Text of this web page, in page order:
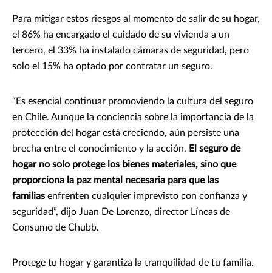
Para mitigar estos riesgos al momento de salir de su hogar,
el 86% ha encargado el cuidado de su vivienda a un
tercero, el 33% ha instalado cámaras de seguridad, pero
solo el 15% ha optado por contratar un seguro.
“Es esencial continuar promoviendo la cultura del seguro
en Chile. Aunque la conciencia sobre la importancia de la
protección del hogar está creciendo, aún persiste una
brecha entre el conocimiento y la acción. El seguro de
hogar no solo protege los bienes materiales, sino que
proporciona la paz mental necesaria para que las
familias enfrenten cualquier imprevisto con confianza y
seguridad”, dijo Juan De Lorenzo, director Líneas de
Consumo de Chubb.
Protege tu hogar y garantiza la tranquilidad de tu familia.